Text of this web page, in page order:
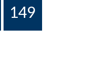
149